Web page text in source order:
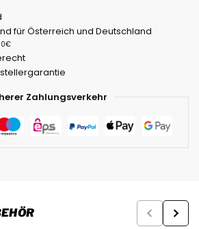
für Österreich und Deutschland
Zahlungsverkehr